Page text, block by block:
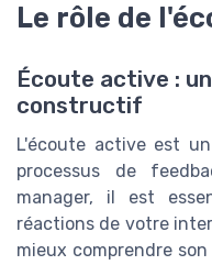
Le rôle de
Écoute active :
constructif
L'écoute active est
processus de
manager, il est
réactions de votre
mieux comprendre